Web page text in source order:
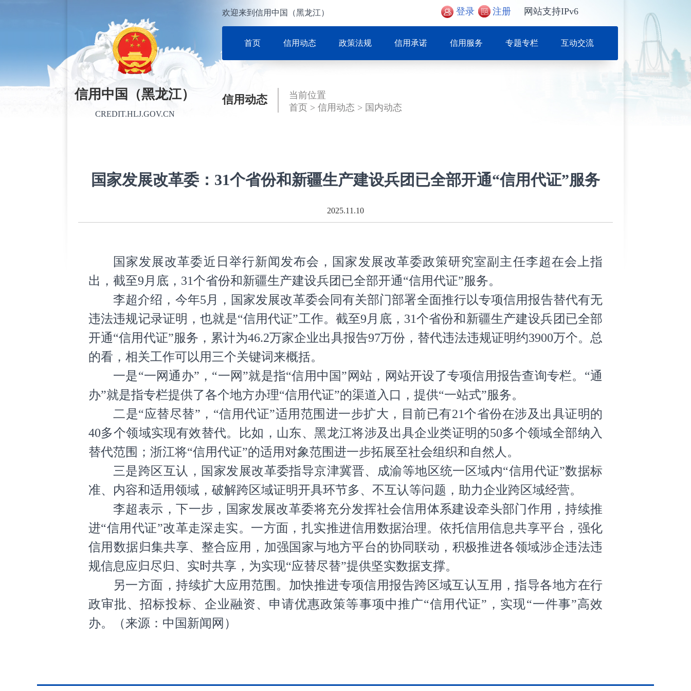
登录 注册 网站支持IPv6
信用中国（黑龙江）
CREDIT.HLJ.GOV.CN
欢迎来到信用中国（黑龙江）
首页 信用动态 政策法规 信用承诺 信用服务 专题专栏 互动交流
信用动态
当前位置
首页 > 信用动态 > 国内动态
国家发展改革委：31个省份和新疆生产建设兵团已全部开通“信用代证”服务
2025.11.10
国家发展改革委近 日举行新闻发布会，国家发展改革委政策研究室副主任李超在会上指
出，截至9月底，31个省份和新疆生产建设兵团已全部开通“信用代证”服务。
李超介绍，今年5月，国家发展改革委会同有关部门部署全面推行以专项信用报告替代有无
违法违规记录证明，也就是“信用代证”工作。截至9月底，31个省份和新疆生产建设兵团已全部
开通“信用代证”服务，累计为46.2万家企业出具报告97万份，替代违法违规证明约3900万个。总
的看，相关工作可以用三个关键词来概括。
一是“一网通办”，“一网”就是指“信用中国”网站，网站开设了专项信用报告查询专栏。“通
办”就是指专栏提供了各个地方办理“信用代证”的渠道入口，提供“一站式”服务。
二是“应替尽替”，“信用代证”适用范围进一步扩大，目前已有21个省份在涉及出具证明的
40多个领域实现有效替代。比如，山东、黑龙江将涉及出具企业类证明的50多个领域全部纳入
替代范围；浙江将“信用代证”的适用对象范围进一步拓展至社会组织和自然人。
三是跨区互认，国家发展改革委指导京津冀晋、成渝等地区统一区域内“信用代证”数据标
准、内容和适用领域，破解跨区域证明开具环节多、不互认等问题，助力企业跨区域经营。
李超表示，下一步，国家发展改革委将充分发挥社会信用体系建设牵头部门作用，持续推
进“信用代证”改革走深走实。一方面，扎实推进信用数据治理。依托信用信息共享平台，强化
信用数据归集共享、整合应用，加强国家与地方平台的协同联动，积极推进各领域涉企违法违
规信息应归尽归、实时共享，为实现“应替尽替”提供坚实数据支撑。
另一方面，持续扩大应用范围。加快推进专项信用报告跨区域互认互用，指导各地方在行
政审批、招标投标、企业融资、申请优惠政策等事项中推广“信用代证”，实现“一件事”高效
办。
（来源：中国新闻网 ）